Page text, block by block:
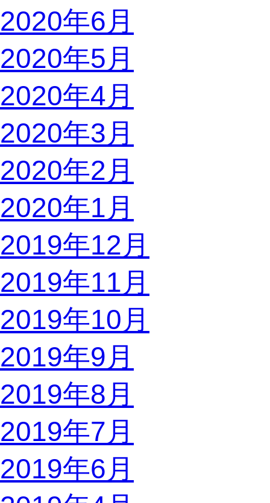
2020年6月
2020年5月
2020年4月
2020年3月
2020年2月
2020年1月
2019年12月
2019年11月
2019年10月
2019年9月
2019年8月
2019年7月
2019年6月